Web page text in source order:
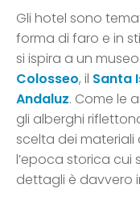
Gli hotel sono
forma di faro e in
si ispira a un
Colosseo, il Santa
Andaluz. Come le
gli alberghi
scelta dei materiali
l’epoca storica cui
dettagli è davvero